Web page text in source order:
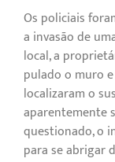
Os policiais
a invasão de
local, a
pulado o muro
localizaram o
aparentemente
questionado, o
para se abrigar